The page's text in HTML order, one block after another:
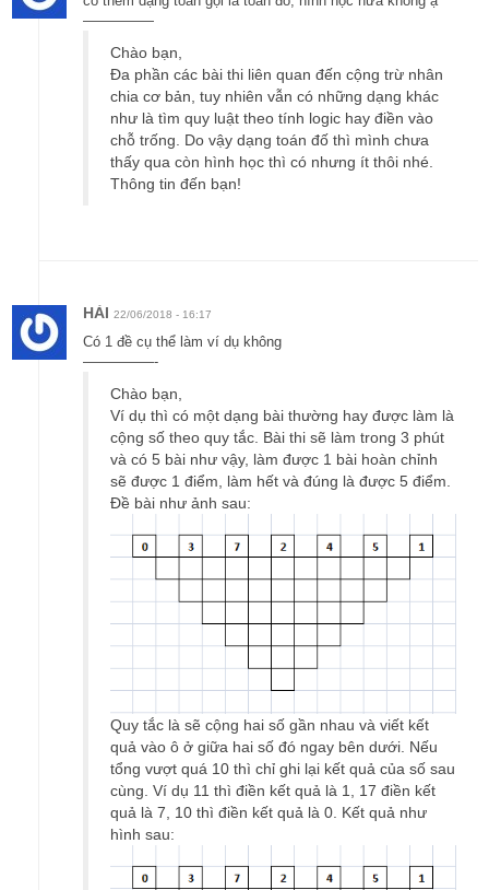
—————
Chào bạn,
Đa phần các bài thi liên quan đến cộng trừ nhân
chia cơ bản, tuy nhiên vẫn có những dạng khác
như là tìm quy luật theo tính logic hay điền vào
chỗ trống. Do vậy dạng toán đố thì mình chưa
thấy qua còn hình học thì có nhưng ít thôi nhé.
Thông tin đến bạn!
HẢI 22/06/2018 - 16:17
Có 1 đề cụ thể làm ví dụ không
—————-
Chào bạn,
Ví dụ thì có một dạng bài thường hay được làm là
cộng số theo quy tắc. Bài thi sẽ làm trong 3 phút
và có 5 bài như vậy, làm được 1 bài hoàn chỉnh
sẽ được 1 điểm, làm hết và đúng là được 5 điểm.
Đề bài như ảnh sau:
Quy tắc là sẽ cộng hai số gần nhau và viết kết
quả vào ô ở giữa hai số đó ngay bên dưới. Nếu
tổng vượt quá 10 thì chỉ ghi lại kết quả của số sau
cùng. Ví dụ 11 thì điền kết quả là 1, 17 điền kết
quả là 7, 10 thì điền kết quả là 0. Kết quả như
hình sau: